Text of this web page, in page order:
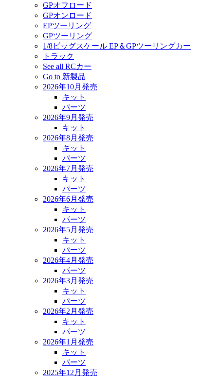
GPオフロード
GPオンロード
EPツーリング
GPツーリング
1/8ビッグスケール EP＆GPツーリングカー
トラック
See all RCカー
Go to 新製品
2026年10月発売
キット
パーツ
2026年9月発売
キット
2026年8月発売
キット
パーツ
2026年7月発売
キット
パーツ
2026年6月発売
キット
パーツ
2026年5月発売
キット
パーツ
2026年4月発売
パーツ
2026年3月発売
キット
パーツ
2026年2月発売
キット
パーツ
2026年1月発売
キット
パーツ
2025年12月発売